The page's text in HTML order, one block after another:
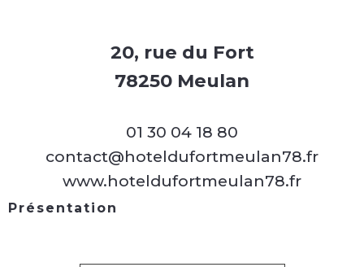
20, rue du Fort
78250 Meulan
01 30 04 18 80
contact@hoteldufortmeulan78.fr
www.hoteldufortmeulan78.fr
Présentation